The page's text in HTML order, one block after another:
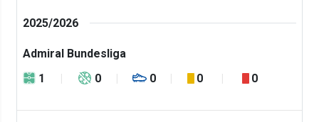
2025/2026
Admiral Bundesliga
1
0 0 0 0